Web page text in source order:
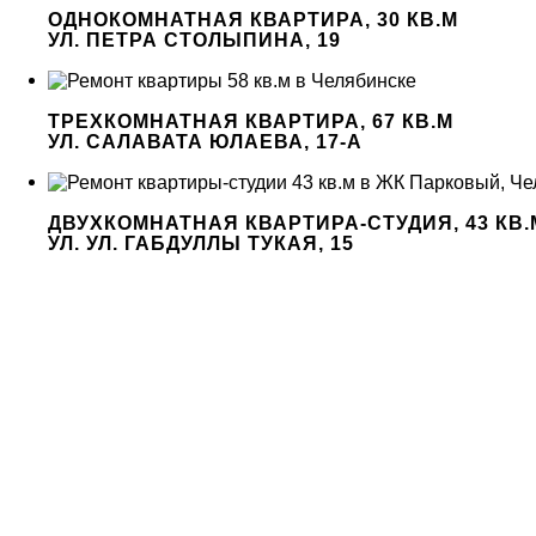
ОДНОКОМНАТНАЯ КВАРТИРА, 30 КВ.М
УЛ. ПЕТРА СТОЛЫПИНА, 19
ТРЕХКОМНАТНАЯ КВАРТИРА, 67 КВ.М
УЛ. САЛАВАТА ЮЛАЕВА, 17-А
ДВУХКОМНАТНАЯ КВАРТИРА-СТУДИЯ, 43
УЛ. УЛ. ГАБДУЛЛЫ ТУКАЯ, 15